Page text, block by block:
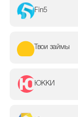
Fin5
Твои займы
ЮККИ